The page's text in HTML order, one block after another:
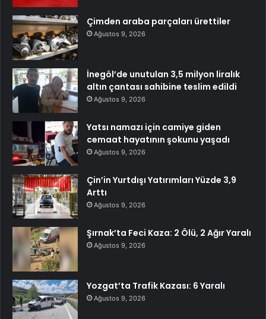
Çimden araba parçaları ürettiler
Ağustos 9, 2026
İnegöl’de unutulan 3,5 milyon liralık
altın çantası sahibine teslim edildi
Ağustos 9, 2026
Yatsı namazı için camiye giden
cemaat hayatının şokunu yaşadı
Ağustos 9, 2026
Çin’in Yurtdışı Yatırımları Yüzde 3,9
Arttı
Ağustos 9, 2026
Şırnak’ta Feci Kaza: 2 Ölü, 2 Ağır Yaralı
Ağustos 9, 2026
Yozgat’ta Trafik Kazası: 6 Yaralı
Ağustos 9, 2026